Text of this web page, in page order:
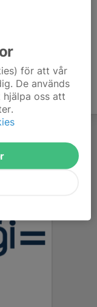
för att vår
De används
oss att